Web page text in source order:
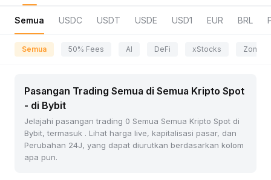
Semua USDC USDT USDE USD1 EUR BRL
Semua 50% Fees AI DeFi xStocks Zona
Pasangan Trading Semua di Semua Kripto Spot
- di Bybit
Jelajahi pasangan trading 0 Semua Semua Kripto Spot di
Bybit, termasuk . Lihat harga live, kapitalisasi pasar, dan
Perubahan 24J, yang dapat diurutkan berdasarkan kolom
apa pun.